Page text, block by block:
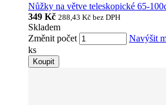
Nůžky na větve teleskopické 65-
349 Kč 288,43 Kč bez DPH
Skladem
Změnit počet
Navýšit
ks
Koupit